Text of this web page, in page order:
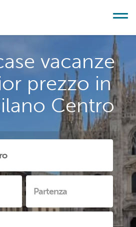
vacanze
prezzo in
Centro